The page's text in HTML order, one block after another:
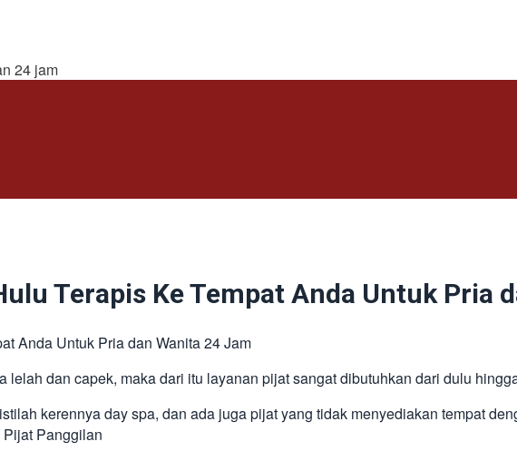
24 jam
Terapis Ke Tempat Anda Untuk Pria
Anda Untuk Pria dan Wanita 24 Jam
lelah dan capek, maka dari itu layanan pijat sangat dibutuhkan dari dulu
kerennya day spa, dan ada juga pijat yang tidak menyediakan tempat
Panggilan